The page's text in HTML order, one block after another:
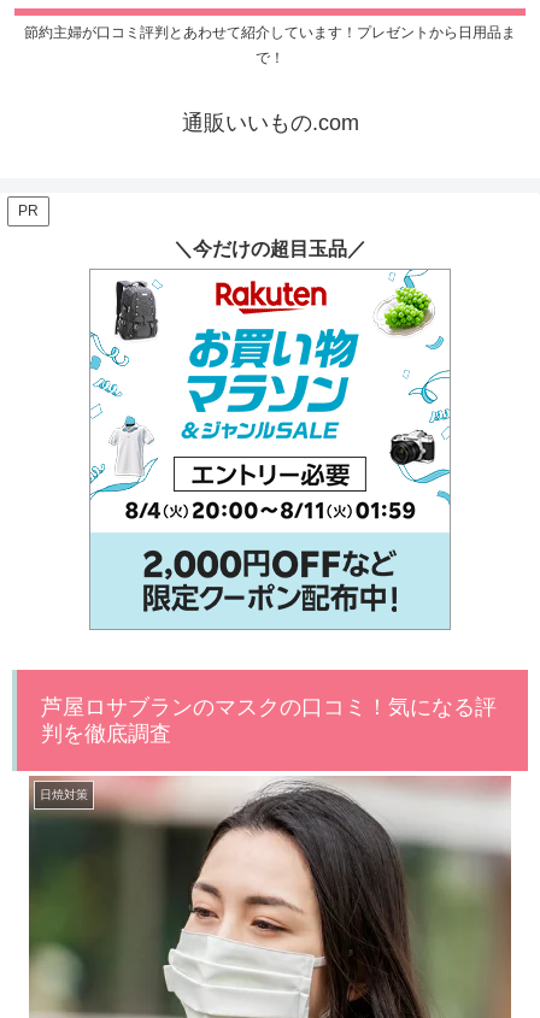
節約主婦が口コミ評判とあわせて紹介しています！プレゼントから日用品ま
で！
通販いいもの.com
PR
＼今だけの超目玉品／
芦屋ロサブランのマスクの口コミ！気になる評
判を徹底調査
日焼対策